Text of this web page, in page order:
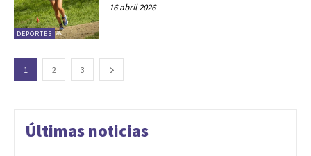
DEPORTES
16 abril 2026
1 2 3
Últimas noticias